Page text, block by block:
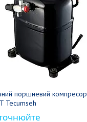
поршневий компресор
Tecumseh